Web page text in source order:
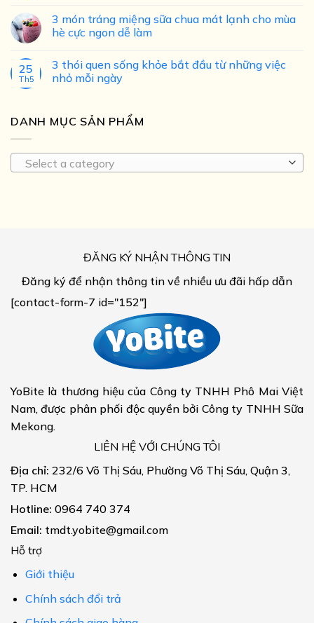
3 món tráng miệng sữa chua mát lạnh cho mùa
hè cực ngon dễ làm
25
Th5
3 thói quen sống khỏe bắt đầu từ những việc
nhỏ mỗi ngày
DANH MỤC SẢN PHẨM
Select a category
ĐĂNG KÝ NHẬN THÔNG TIN
Đăng ký để nhận thông tin về nhiều ưu đãi hấp dẫn
[contact-form-7 id="152"]
YoBite là thương hiệu của Công ty TNHH Phô Mai Việt
Nam, được phân phối độc quyền bởi Công ty TNHH Sữa
Mekong.
LIÊN HỆ VỚI CHÚNG TÔI
Địa chỉ: 232/6 Võ Thị Sáu, Phường Võ Thị Sáu, Quận 3,
TP. HCM
Hotline: 0964 740 374
Email: tmdt.yobite@gmail.com
Hỗ trợ
Giới thiệu
Chính sách đổi trả